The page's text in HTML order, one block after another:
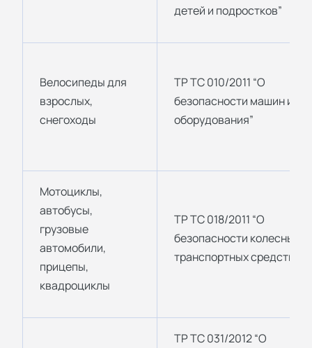
детей и подростков”
Велосипеды для
взрослых,
снегоходы
ТР ТС 010/2011 “О
безопасности машин и
оборудования”
Мотоциклы,
автобусы,
грузовые
автомобили,
прицепы,
квадроциклы
ТР ТС 018/2011 “О
безопасности колесных
транспортных средств”
ТР ТС 031/2012 “О